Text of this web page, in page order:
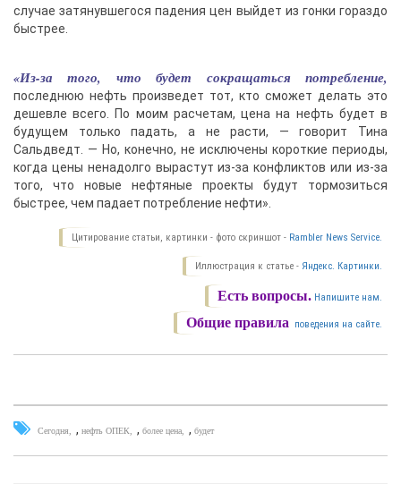
случае затянувшегося падения цен выйдет из гонки гораздо
быстрее.
«Из-за того, что будет сокращаться потребление,
последнюю нефть произведет тот, кто сможет делать это
дешевле всего. По моим расчетам, цена на нефть будет в
будущем только падать, а не расти, — говорит Тина
Сальдведт. — Но, конечно, не исключены короткие периоды,
когда цены ненадолго вырастут из-за конфликтов или из-за
того, что новые нефтяные проекты будут тормозиться
быстрее, чем падает потребление нефти».
Цитирование статьи, картинки - фото скриншот - Rambler News Service.
Иллюстрация к статье - Яндекс. Картинки.
Есть вопросы. Напишите нам.
Общие правила поведения на сайте.
Сегодня , нефть ОПЕК , более цена , будет